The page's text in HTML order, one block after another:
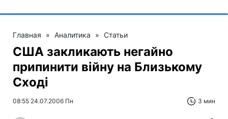
Главная » Аналитика » Статьи
США закликають негайно
припинити війну на Близькому
Сході
08:55 24.07.2006 Пн 3 мин